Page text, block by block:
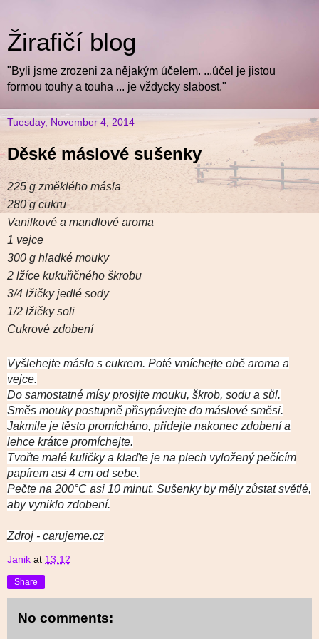
Žirafičí blog
"Byli jsme zrozeni za nějakým účelem. ...účel je jistou
formou touhy a touha ... je vždycky slabost."
Tuesday, November 4, 2014
Děské máslové sušenky
225 g změklého másla
280 g cukru
Vanilkové a mandlové aroma
1 vejce
300 g hladké mouky
2 lžíce kukuřičného škrobu
3/4 lžičky jedlé sody
1/2 lžičky soli
Cukrové zdobení
Vyšlehejte máslo s cukrem. Poté vmíchejte obě aroma a
vejce.
Do samostatné mísy prosijte mouku, škrob, sodu a sůl.
Směs mouky postupně přisypávejte do máslové směsi.
Jakmile je těsto promícháno, přidejte nakonec zdobení a
lehce krátce promíchejte.
Tvořte malé kuličky a klaďte je na plech vyložený pečícím
papírem asi 4 cm od sebe.
Pečte na 200°C asi 10 minut. Sušenky by měly zůstat světlé,
aby vyniklo zdobení.
Zdroj - carujeme.cz
Janik at 13:12
Share
No comments: